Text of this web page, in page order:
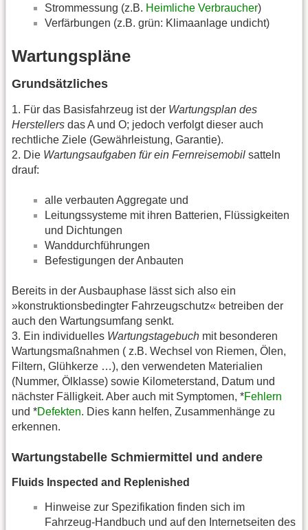
Strommessung (z.B. Heimliche Verbraucher)
Verfärbungen (z.B. grün: Klimaanlage undicht)
Wartungspläne
Grundsätzliches
1. Für das Basisfahrzeug ist der Wartungsplan des
Herstellers das A und O; jedoch verfolgt dieser auch
rechtliche Ziele (Gewährleistung, Garantie).
2. Die Wartungsaufgaben für ein Fernreisemobil satteln
drauf:
alle verbauten Aggregate und
Leitungssysteme mit ihren Batterien, Flüssigkeiten
und Dichtungen
Wanddurchführungen
Befestigungen der Anbauten
Bereits in der Ausbauphase lässt sich also ein
»konstruktionsbedingter Fahrzeugschutz« betreiben der
auch den Wartungsumfang senkt.
3. Ein individuelles Wartungstagebuch mit besonderen
Wartungsmaßnahmen ( z.B. Wechsel von Riemen, Ölen,
Filtern, Glühkerze …), den verwendeten Materialien
(Nummer, Ölklasse) sowie Kilometerstand, Datum und
nächster Fälligkeit. Aber auch mit Symptomen, *Fehlern
und *Defekten. Dies kann helfen, Zusammenhänge zu
erkennen.
Wartungstabelle Schmiermittel und andere
Fluids Inspected and Replenished
Hinweise zur Spezifikation finden sich im
Fahrzeug-Handbuch und auf den Internetseiten des